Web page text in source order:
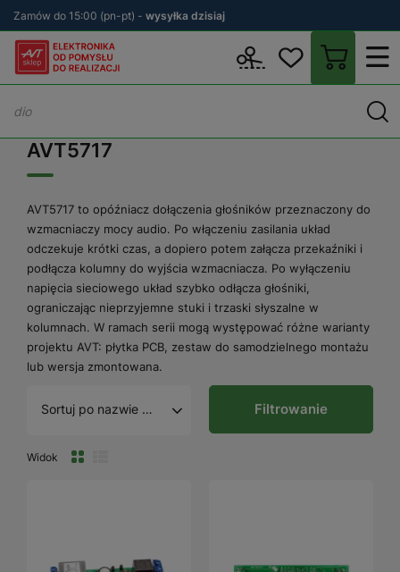
Zamów do 15:00 (pn-pt) - wysyłka dzisiaj
AVT5717
AVT5717 to opóźniacz dołączenia głośników przeznaczony do
wzmacniaczy mocy audio. Po włączeniu zasilania układ
odczekuje krótki czas, a dopiero potem załącza przekaźniki i
podłącza kolumny do wyjścia wzmacniacza. Po wyłączeniu
napięcia sieciowego układ szybko odłącza głośniki,
ograniczając nieprzyjemne stuki i trzaski słyszalne w
kolumnach. W ramach serii mogą występować różne warianty
projektu AVT: płytka PCB, zestaw do samodzielnego montażu
lub wersja zmontowana.
Sortuj po nazwie A - Z
Widok
Filtrowanie